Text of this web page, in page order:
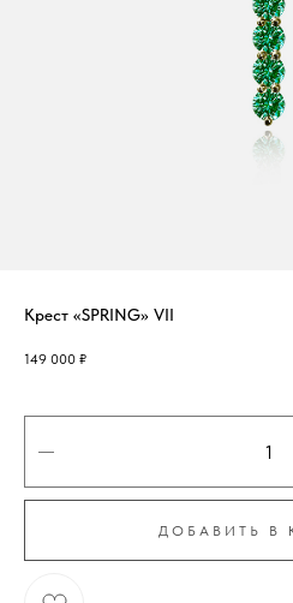
Крест «SPRING» VII
149 000 ₽
ДОБАВИТЬ В